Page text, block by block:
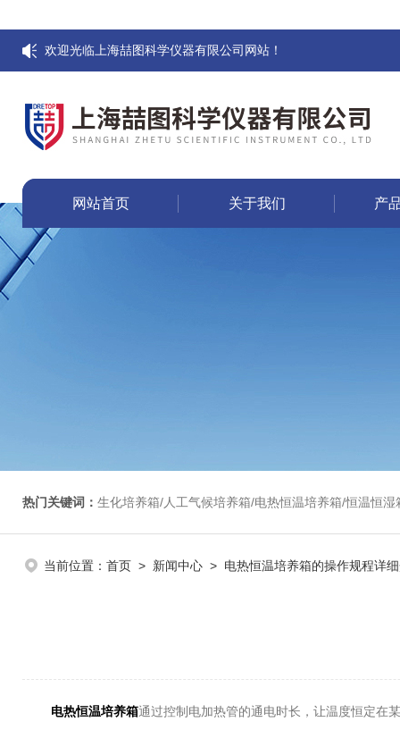
欢迎光临上海喆图科学仪器有限公司网站！
网站首页 关于我们 产
热门关键词： 生化培养箱/人工气候培养箱/电热恒温培养箱/恒温恒湿箱/光照培养箱/二氧化碳培养箱
当前位置： 首页 > 新闻中心 > 电热恒温培养箱的操作规程详
电热恒温培养箱通过控制电加热管的通电时长，让温度恒定在